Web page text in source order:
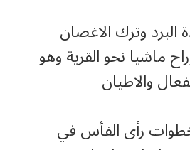
وترك الاغصان
ماشيا نحو القرية وهو
والاطيان
رأى الفأس في